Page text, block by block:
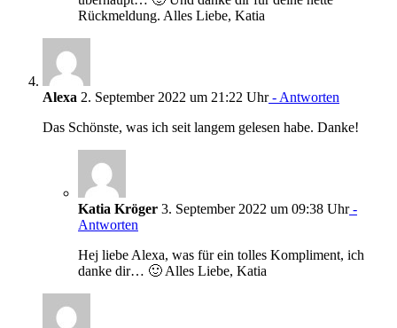
Rückmeldung. Alles Liebe, Katia
Alexa 2. September 2022 um 21:22 Uhr- Antworten
Das Schönste, was ich seit langem gelesen habe. Danke!
Katia Kröger 3. September 2022 um 09:38 Uhr-
Antworten
Hej liebe Alexa, was für ein tolles Kompliment, ich
danke dir… 🙂 Alles Liebe, Katia